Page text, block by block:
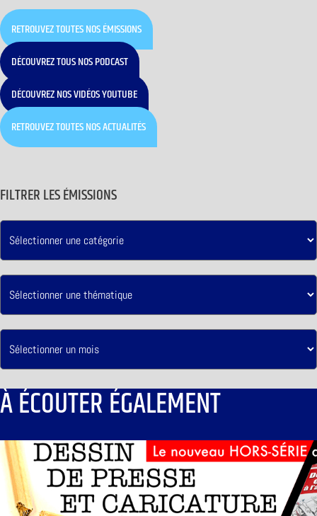
RETROUVEZ TOUTES NOS ÉMISSIONS
DÉCOUVREZ TOUS NOS PODCAST
DÉCOUVREZ NOS VIDÉOS YOUTUBE
RETROUVEZ TOUTES NOS ACTUALITÉS
FILTRER LES ÉMISSIONS
À ÉCOUTER ÉGALEMENT